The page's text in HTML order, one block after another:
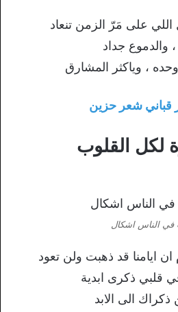
على مَرّ الزمن تنعاد
، والدموع جداد
، وياكثر المشارق
قباني شعر حزين
لكل القلوب
في الناس اشكال
ان ايامنا قد ذهبت ولن تعود
قلبي ذكرى ابدية
ذكراك الى الابد